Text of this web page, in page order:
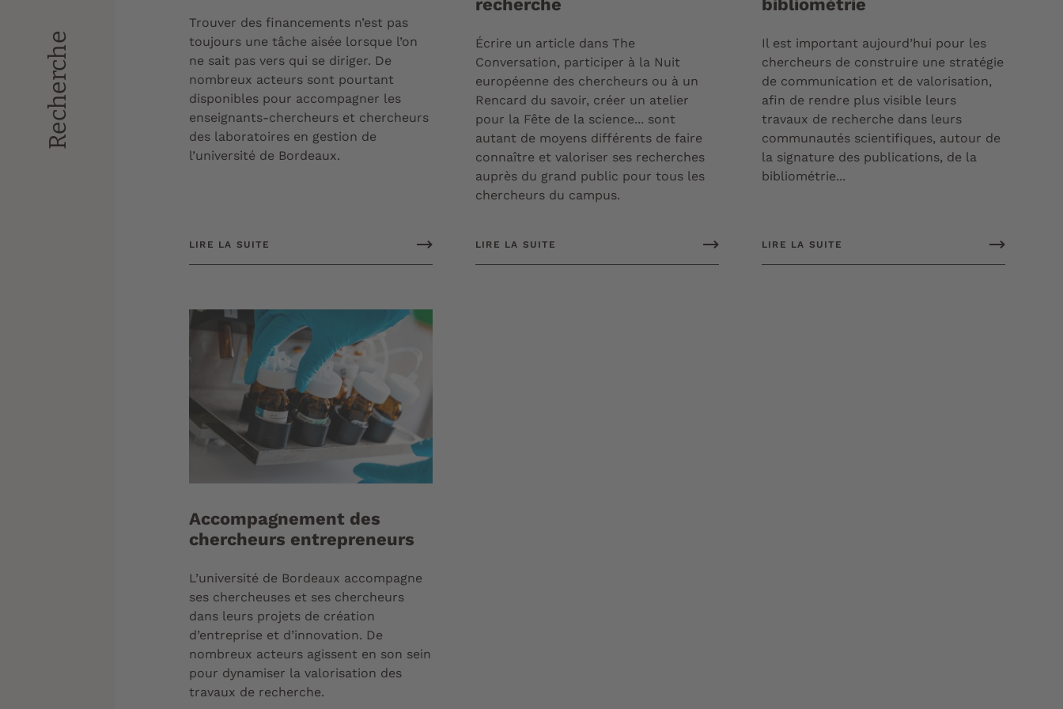
Recherche
Trouver des financements n’est pas
toujours une tâche aisée lorsque l’on
ne sait pas vers qui se diriger. De
nombreux acteurs sont pourtant
disponibles pour accompagner les
enseignants-chercheurs et chercheurs
des laboratoires en gestion de
l’université de Bordeaux.
LIRE LA SUITE
recherche
Écrire un article dans The
Conversation, participer à la Nuit
européenne des chercheurs ou à un
Rencard du savoir, créer un atelier
pour la Fête de la science... sont
autant de moyens différents de faire
connaître et valoriser ses recherches
auprès du grand public pour tous les
chercheurs du campus.
LIRE LA SUITE
bibliométrie
Il est important aujourd’hui pour les
chercheurs de construire une stratégie
de communication et de valorisation,
afin de rendre plus visible leurs
travaux de recherche dans leurs
communautés scientifiques, autour de
la signature des publications, de la
bibliométrie...
LIRE LA SUITE
Accompagnement des
chercheurs entrepreneurs
L’université de Bordeaux accompagne
ses chercheuses et ses chercheurs
dans leurs projets de création
d’entreprise et d’innovation. De
nombreux acteurs agissent en son sein
pour dynamiser la valorisation des
travaux de recherche.